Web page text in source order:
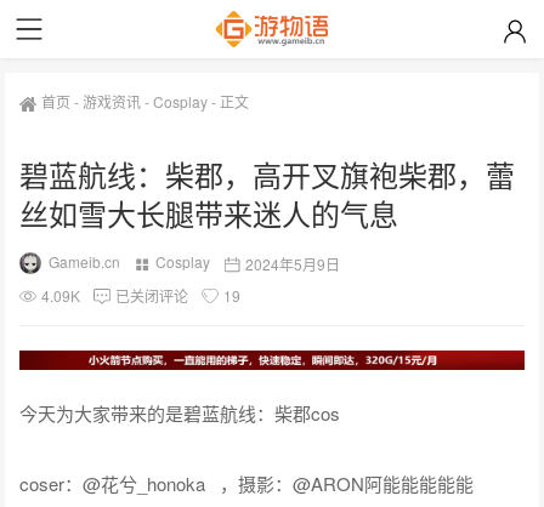
首页 -游戏资讯-Cosplay- 正文
碧蓝航线：柴郡，高开叉旗袍柴郡，蕾
丝如雪大长腿带来迷人的气息
Gameib.cn Cosplay
2024年5月9日
4.09K
已关闭评论 19
今天为大家带来的是碧蓝航线：柴郡cos
coser：@花兮_honoka ，摄影：@ARON阿能能能能能